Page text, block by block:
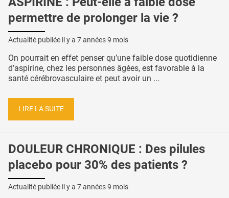
permettre de prolonger la vie ?
Actualité publiée il y a 7 années 9 mois
On pourrait en effet penser qu’une faible dose quotidienne
d’aspirine, chez les personnes âgées, est favorable à la
santé cérébrovasculaire et peut avoir un ...
LIRE LA SUITE
DOULEUR CHRONIQUE : Des pilules
placebo pour 30% des patients ?
Actualité publiée il y a 7 années 9 mois